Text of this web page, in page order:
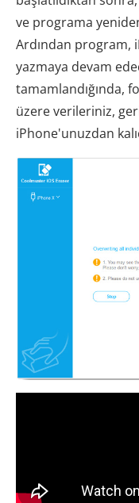
ve programa
Ardından program,
yazmaya devam
tamamlandığında,
üzere verileriniz,
iPhone'unuzdan